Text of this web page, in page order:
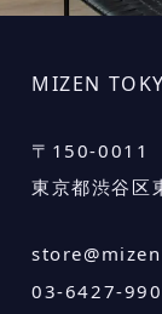
MIZEN
〒 150-0011
東京都渋谷区
03-6427-